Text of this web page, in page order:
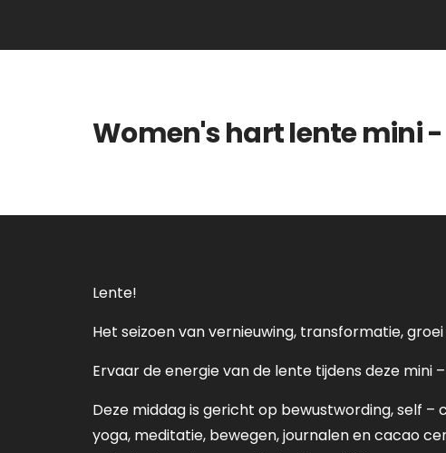
Women's hart lente mini
Lente!
Het seizoen van vernieuwing, transformatie,
Ervaar de energie van de lente tijdens deze mini
Deze middag is gericht op bewustwording, self
yoga, meditatie, bewegen, journalen en cacao